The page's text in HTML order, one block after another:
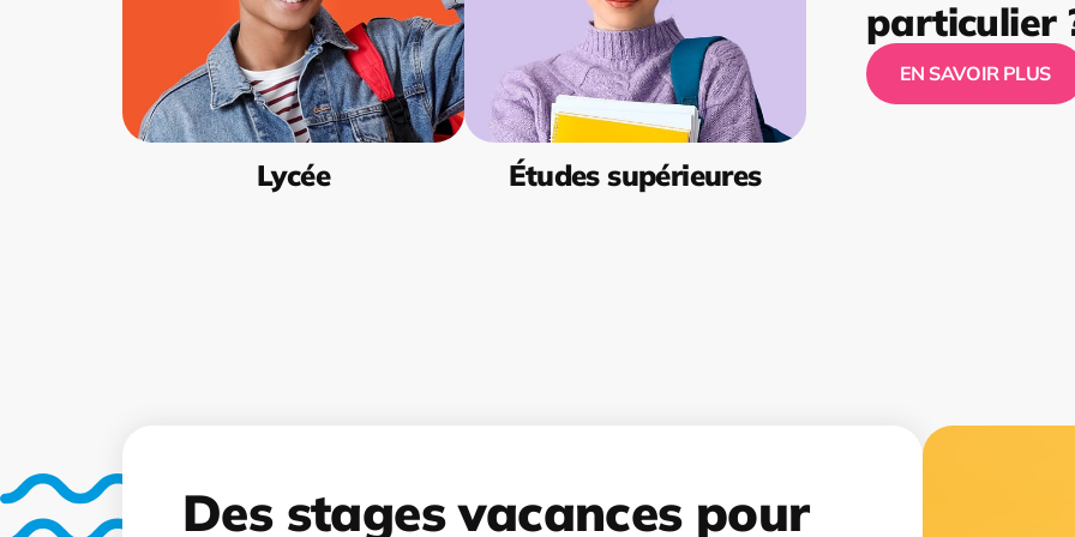
Lycée Études supérieures
particulier
EN SAVOIR PLUS
Des stages vacances pour